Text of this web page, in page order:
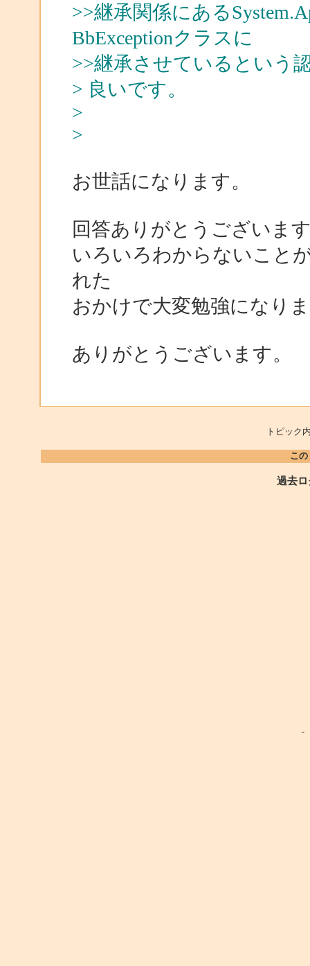
>>継承関係にある
BbExceptionクラスに
>>継承させているという
> 良いです。
>
>
お世話になります。
回答ありがとうございま
いろいろわからないこと
れた
おかけで大変勉強になり
ありがとうございます。
トピッ
こ
過去